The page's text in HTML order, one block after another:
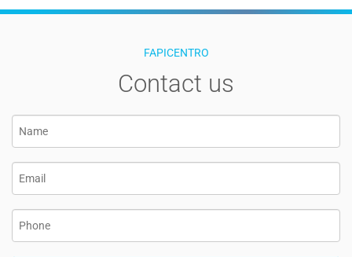
FAPICENTRO
Contact us